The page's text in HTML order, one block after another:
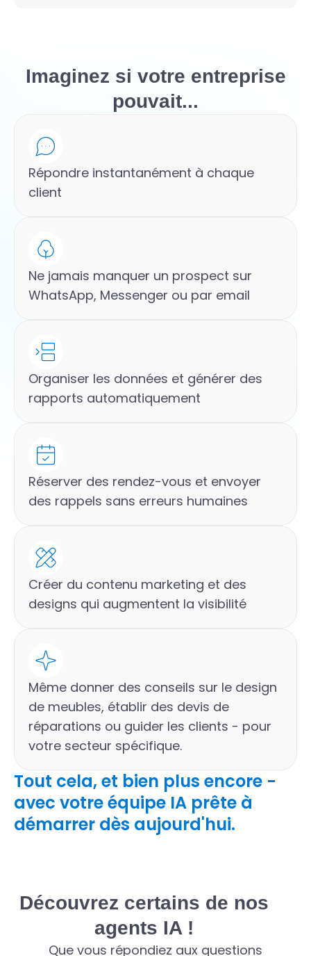
Imaginez si votre entreprise
pouvait...
Répondre instantanément à chaque
client
Ne jamais manquer un prospect sur
WhatsApp, Messenger ou par email
Organiser les données et générer des
rapports automatiquement
Réserver des rendez-vous et envoyer
des rappels sans erreurs humaines
Créer du contenu marketing et des
designs qui augmentent la visibilité
Même donner des conseils sur le design
de meubles, établir des devis de
réparations ou guider les clients - pour
votre secteur spécifique.
Tout cela, et bien plus encore -
avec votre équipe IA prête à
démarrer dès aujourd'hui.
Découvrez certains de nos
agents IA !
Que vous répondiez aux questions